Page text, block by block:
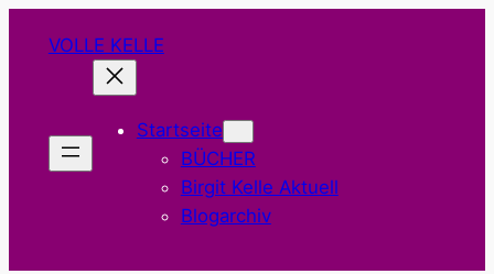
InhaltVOLLE KELLE
Startseite
BÜCHER
Birgit Kelle Aktuell
Blogarchiv